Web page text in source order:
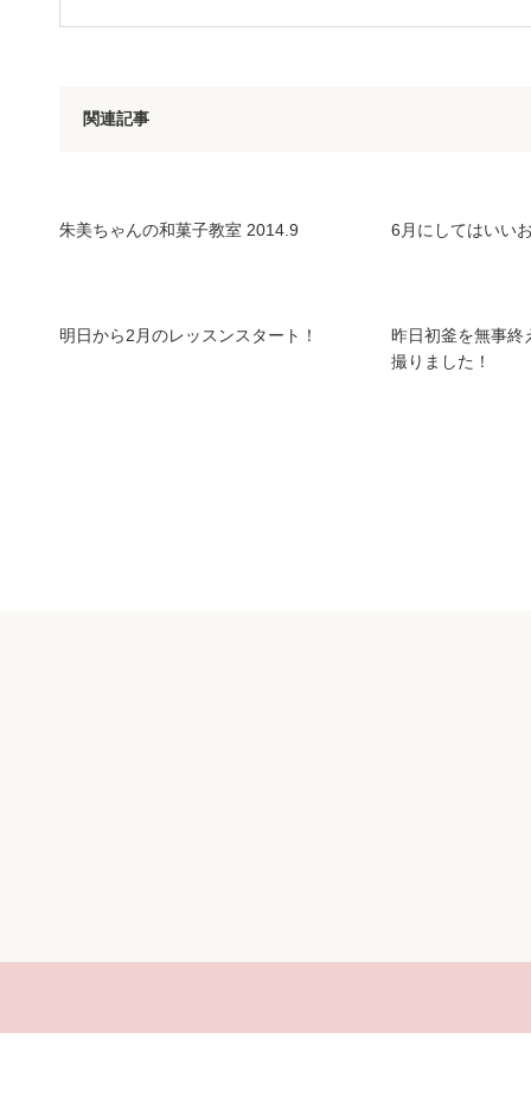
関連記事
朱美ちゃんの和菓子教室 2014.9 6月にしてはいい
明日から2月のレッスンスタート！
昨日初釜を無事終
撮りました！